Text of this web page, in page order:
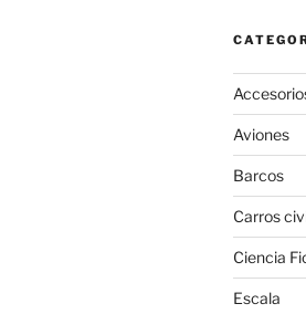
Aviones
Barcos
Carros
Ciencia
Escala